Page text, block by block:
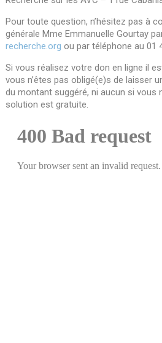
Pour toute question, n’hésitez pas à
générale Mme Emmanuelle Gourtay
recherche.org ou par téléphone au 01
Si vous réalisez votre don en ligne il
vous n’êtes pas obligé(e)s de laisser
du montant suggéré, ni aucun si vous
solution est gratuite.